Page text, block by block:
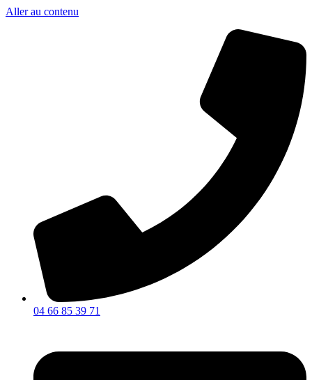
Aller au contenu
04 66 85 39 71